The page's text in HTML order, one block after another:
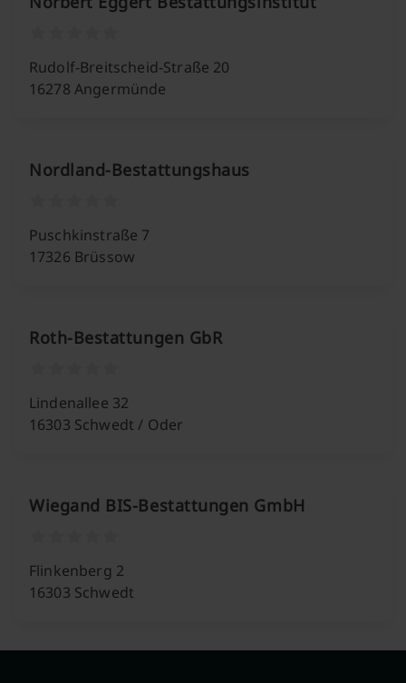
Rudolf-Breitscheid-Straße 20
16278 Angermünde
Nordland-Bestattungshaus
Puschkinstraße 7
17326 Brüssow
Roth-Bestattungen GbR
Lindenallee 32
16303 Schwedt / Oder
Wiegand BIS-Bestattungen GmbH
Flinkenberg 2
16303 Schwedt